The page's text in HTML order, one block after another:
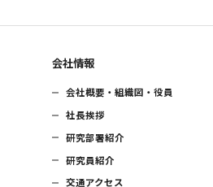
会社情報
会社概要・組織図・役員
社長挨拶
研究部署紹介
研究員紹介
交通アクセス